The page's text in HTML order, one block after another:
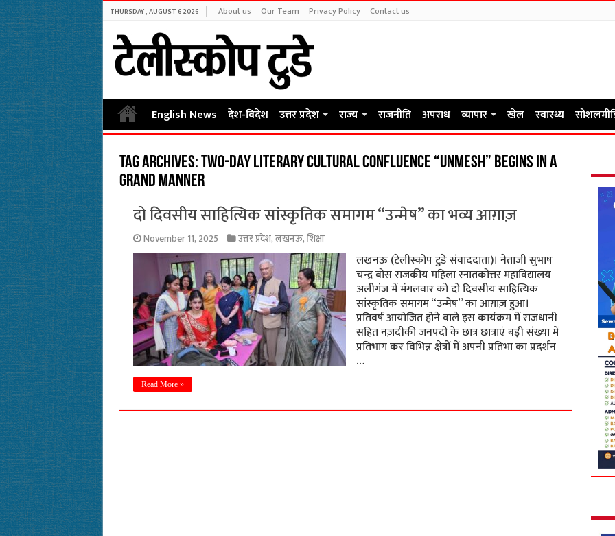
THURSDAY , AUGUST 6 2026 About us Our Team Privacy Policy Contact us
English News देश-विदेश उत्तर प्रदेश राज्य राजनीति अपराध व्यापार खेल स्वास्थ्य
Tag Archives:Two-day literary cultural confluence “Unmesh” begins in a
grand manner
दो दिवसीय साहित्यिक सांस्कृतिक समागम “उन्मेष” का भव्य आग़ाज़
November 11, 2025 उत्तर प्रदेश,लखनऊ,शिक्षा
लखनऊ (टेलीस्कोप टुडे संवाददाता)। नेताजी सुभाष
चन्द्र बोस राजकीय महिला स्नातकोत्तर महाविद्यालय
अलीगंज में मंगलवार को दो दिवसीय साहित्यिक
सांस्कृतिक समागम “उन्मेष” का आग़ाज़ हुआ।
प्रतिवर्ष आयोजित होने वाले इस कार्यक्रम में राजधानी
सहित नज़दीकी जनपदों के छात्र छात्राएं बड़ी संख्या में
प्रतिभाग कर विभिन्न क्षेत्रों में अपनी प्रतिभा का प्रदर्शन
…
Read More »